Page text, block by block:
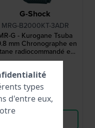
G-Shock
MRG-B2000KT-3ADR
G - Kurogane Tsuba
mm Chronographe en
radiocommandé en
limitée, gravé à la
7 300,00 €
● En stock
Comparer
types
d'entre eux,